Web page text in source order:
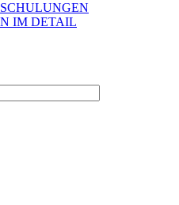
IM DETAIL